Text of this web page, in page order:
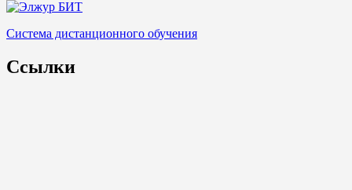
Система дистанционного обучения
Ссылки